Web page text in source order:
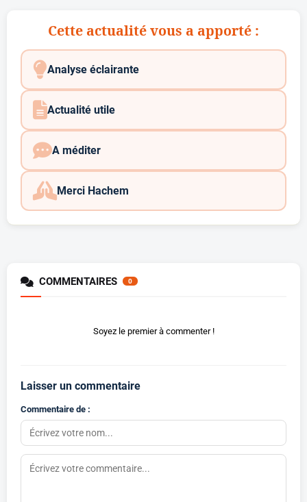
Cette actualité vous a apporté :
Analyse éclairante
Actualité utile
A méditer
Merci Hachem
COMMENTAIRES 0
Soyez le premier à commenter !
Laisser un commentaire
Commentaire de :